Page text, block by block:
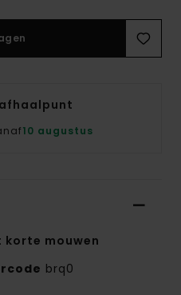
10 augustus
korte mouwen
brq0